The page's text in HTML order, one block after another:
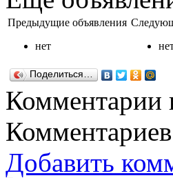
Предыдущие объявления
нет
Поделиться…
Комментарии
Добавить